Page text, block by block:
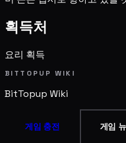
획득처
요리 획득
BITTOPUP WIKI
BitTopup Wiki
게임 충전 게임